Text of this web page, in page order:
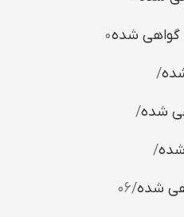
گواهی شده۰
/
شده/
شده/
شده/۰۶